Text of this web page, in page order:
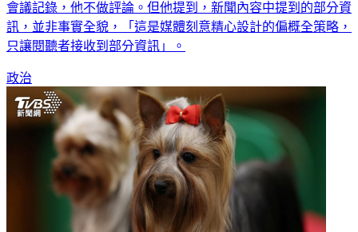
會議記錄，他不做評論。但他提到，新聞內容中提到的部分資
訊，並非事實全貌，「這是媒體刻意精心設計的偏概全策略，
只讓閱聽者接收到部分資訊」。
政治